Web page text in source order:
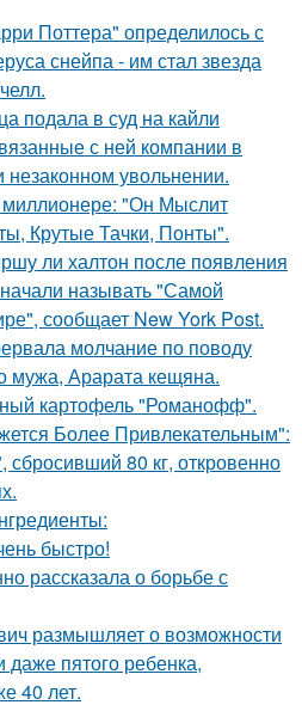
Поттера" определилось с
снейпа - им стал звезда
подала в суд на кайли
с ней компании в
увольнении.
"Он Мыслит
Крутые Тачки, Понты".
ли халтон после появления
называть "Самой
сообщает New York Post.
молчание по поводу
мужа, Арарата кещяна.
картофель "Романофф".
Более Привлекательным":
сбросивший 80 кг, откровенно
быстро!
рассказала о борьбе с
размышляет о возможности
даже пятого ребенка,
40 лет.